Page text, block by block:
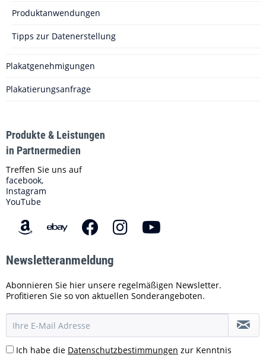
Produktanwendungen
Tipps zur Datenerstellung
Plakatgenehmigungen
Plakatierungsanfrage
Produkte & Leistungen
in Partnermedien
Treffen Sie uns auf
facebook,
Instagram
YouTube
Newsletteranmeldung
Abonnieren Sie hier unsere regelmäßigen Newsletter.
Profitieren Sie so von aktuellen Sonderangeboten.
Ich habe die Datenschutzbestimmungen zur Kenntnis